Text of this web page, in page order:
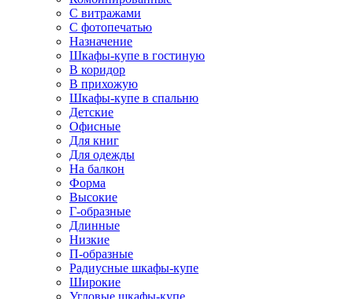
С витражами
С фотопечатью
Назначение
Шкафы-купе в гостиную
В коридор
В прихожую
Шкафы-купе в спальню
Детские
Офисные
Для книг
Для одежды
На балкон
Форма
Высокие
Г-образные
Длинные
Низкие
П-образные
Радиусные шкафы-купе
Широкие
Угловые шкафы-купе